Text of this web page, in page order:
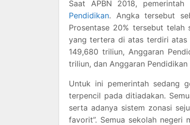
Saat APBN 2018,
Pendidikan. Angka tersebut
Prosentase 20% tersebut telah
yang tertera di atas terdiri atas
149,680 triliun, Anggaran
triliun, dan Anggaran
Untuk ini pemerintah sedang
terpencil pada ditiadakan.
serta adanya sistem zonasi
favorit”. Semua sekolah negeri